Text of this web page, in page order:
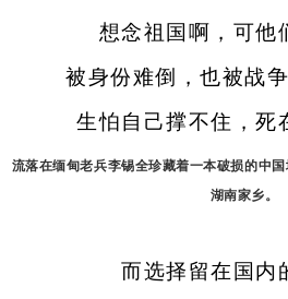
想念祖国啊，可他们
被身份难倒，也被战争
生怕自己撑不住，死
流落在缅甸老兵李锡全珍藏着一本破损的中
湖南家乡。
而选择留在国内的